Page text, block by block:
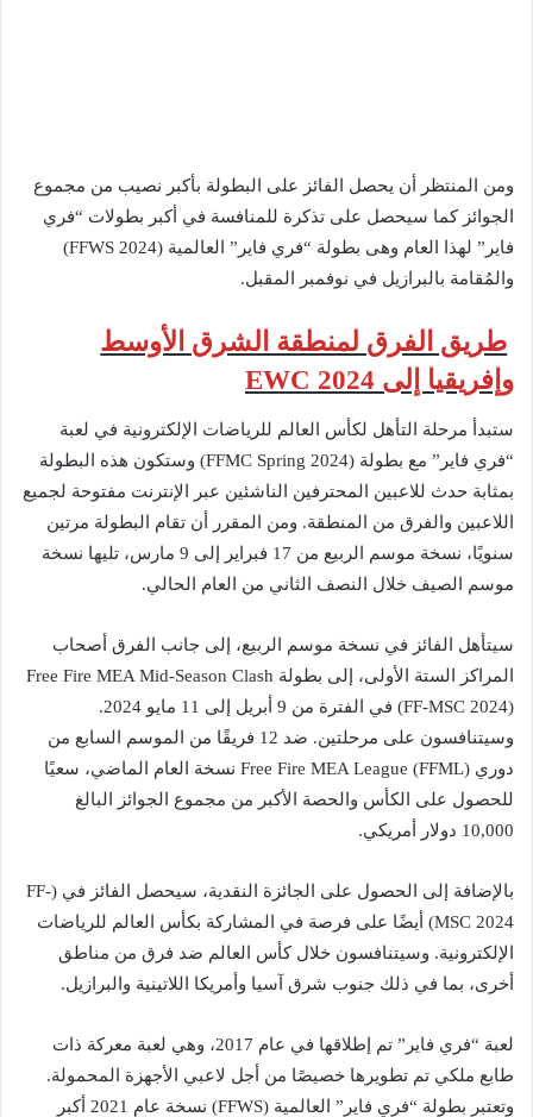
ومن المنتظر أن يحصل الفائز على البطولة بأكبر نصيب من مجموع
الجوائز كما سيحصل على تذكرة للمنافسة في أكبر بطولات “فري
فاير” لهذا العام وهى بطولة “فري فاير” العالمية (FFWS 2024)
والمُقامة بالبرازيل في نوفمبر المقبل.
طريق الفرق لمنطقة الشرق الأوسط
وإفريقيا إلى 2024 EWC
ستبدأ مرحلة التأهل لكأس العالم للرياضات الإلكترونية في لعبة
“فري فاير” مع بطولة (FFMC Spring 2024) وستكون هذه البطولة
بمثابة حدث للاعبين المحترفين الناشئين عبر الإنترنت مفتوحة لجميع
اللاعبين والفرق من المنطقة. ومن المقرر أن تقام البطولة مرتين
سنويًا، نسخة موسم الربيع من 17 فبراير إلى 9 مارس، تليها نسخة
موسم الصيف خلال النصف الثاني من العام الحالي.
سيتأهل الفائز في نسخة موسم الربيع، إلى جانب الفرق أصحاب
المراكز الستة الأولى، إلى بطولة Free Fire MEA Mid-Season Clash
(FF-MSC 2024) في الفترة من 9 أبريل إلى 11 مايو 2024.
وسيتنافسون على مرحلتين. ضد 12 فريقًا من الموسم السابع من
دوري Free Fire MEA League (FFML) نسخة العام الماضي، سعيًا
للحصول على الكأس والحصة الأكبر من مجموع الجوائز البالغ
10,000 دولار أمريكي.
بالإضافة إلى الحصول على الجائزة النقدية، سيحصل الفائز في (FF-
MSC 2024) أيضًا على فرصة في المشاركة بكأس العالم للرياضات
الإلكترونية. وسيتنافسون خلال كأس العالم ضد فرق من مناطق
أخرى، بما في ذلك جنوب شرق آسيا وأمريكا اللاتينية والبرازيل.
لعبة “فري فاير” تم إطلاقها في عام 2017، وهي لعبة معركة ذات
طابع ملكي تم تطويرها خصيصًا من أجل لاعبي الأجهزة المحمولة.
وتعتبر بطولة “فري فاير” العالمية (FFWS) نسخة عام 2021 أكبر